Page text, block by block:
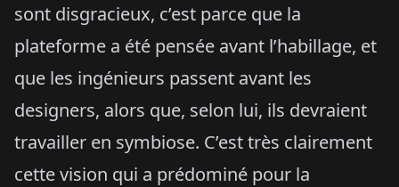
sont disgracieux, c’est parce que la
plateforme a été pensée avant l’habillage, et
que les ingénieurs passent avant les
designers, alors que, selon lui, ils devraient
travailler en symbiose. C’est très clairement
cette vision qui a prédominé pour la